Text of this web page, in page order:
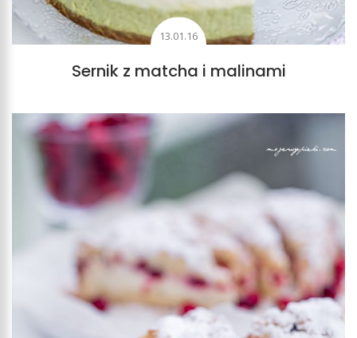
13.01.16
Sernik z matcha i malinami